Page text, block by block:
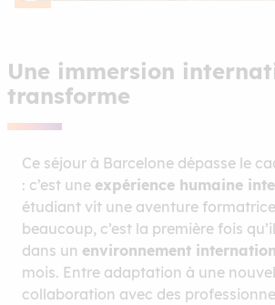
Une immersion
transforme
Ce séjour à Barcelone dépasse le
: c’est une expérience humaine
étudiant vit une aventure
beaucoup, c’est la première fois
dans un environnement
mois. Entre adaptation à une
collaboration avec des